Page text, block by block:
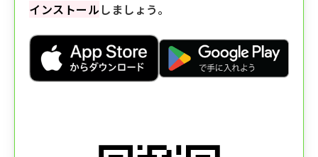
インストール しましょう。